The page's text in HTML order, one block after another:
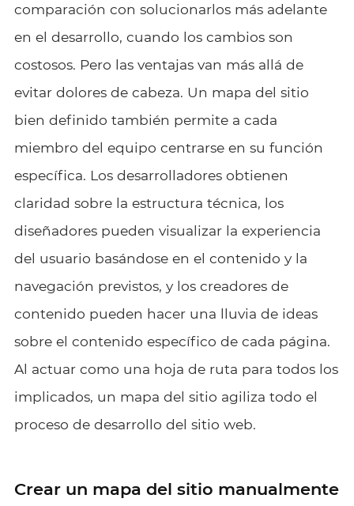
comparación con solucionarlos más adelante
en el desarrollo, cuando los cambios son
costosos. Pero las ventajas van más allá de
evitar dolores de cabeza. Un mapa del sitio
bien definido también permite a cada
miembro del equipo centrarse en su función
específica. Los desarrolladores obtienen
claridad sobre la estructura técnica, los
diseñadores pueden visualizar la experiencia
del usuario basándose en el contenido y la
navegación previstos, y los creadores de
contenido pueden hacer una lluvia de ideas
sobre el contenido específico de cada página.
Al actuar como una hoja de ruta para todos los
implicados, un mapa del sitio agiliza todo el
proceso de desarrollo del sitio web.
Crear un mapa del sitio manualmente